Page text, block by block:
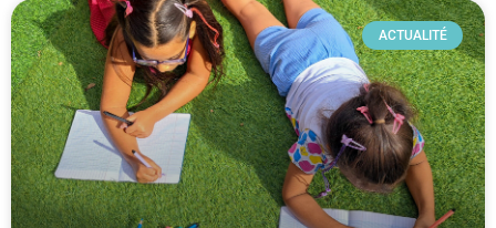
ACTUALITÉ